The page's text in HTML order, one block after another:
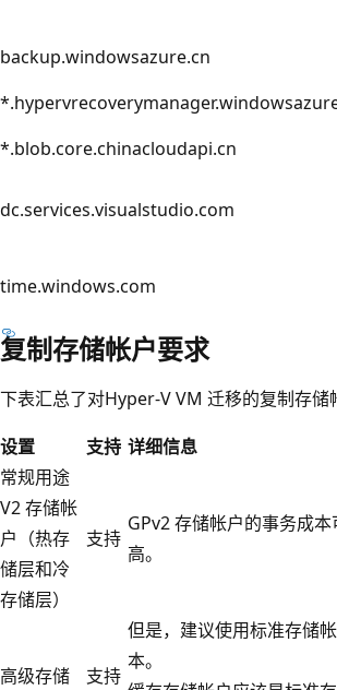
backup.windowsazure.cn
*.blob.core.chinacloudapi.cn
dc.services.visualstudio.com
time.windows.com
复制存储帐户要求
下表汇总了对Hyper-V VM 迁移的复制存储
设置
支持 详细信息
常规用途
V2 存储帐
户（热存
储层和冷
存储层）
支持
GPv2 存储帐户的事务成
高。
高级存储 支持
但是，建议使用标准存储
本。